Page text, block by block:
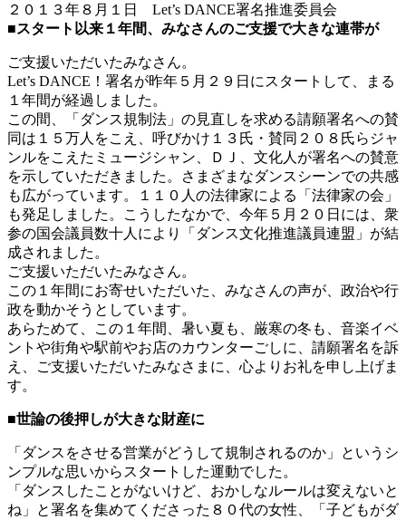
２０１３年８月１日 Let’s DANCE署名推進委員会
■スタート以来１年間、みなさんのご支援で大きな連帯が
ご支援いただいたみなさん。
Let’s DANCE！署名が昨年５月２９日にスタートして、まる
１年間が経過しました。
この間、「ダンス規制法」の見直しを求める請願署名への賛
同は１５万人をこえ、呼びかけ１３氏・賛同２０８氏らジャ
ンルをこえたミュージシャン、ＤＪ、文化人が署名への賛意
を示していただきました。さまざまなダンスシーンでの共感
も広がっています。１１０人の法律家による「法律家の会」
も発足しました。こうしたなかで、今年５月２０日には、衆
参の国会議員数十人により「ダンス文化推進議員連盟」が結
成されました。
ご支援いただいたみなさん。
この１年間にお寄せいただいた、みなさんの声が、政治や行
政を動かそうとしています。
あらためて、この１年間、暑い夏も、厳寒の冬も、音楽イベ
ントや街角や駅前やお店のカウンターごしに、請願署名を訴
え、ご支援いただいたみなさまに、心よりお礼を申し上げま
す。
■世論の後押しが大きな財産に
「ダンスをさせる営業がどうして規制されるのか」というシ
ンプルな思いからスタートした運動でした。
「ダンスしたことがないけど、おかしなルールは変えないと
ね」と署名を集めてくださった８０代の女性、「子どもがダ